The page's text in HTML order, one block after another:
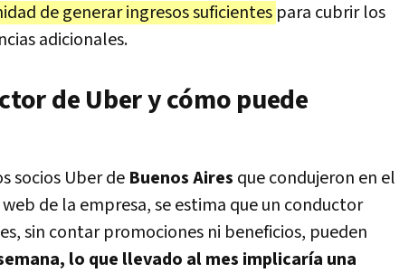
de generar ingresos suficientes para cubrir los
adicionales.
de Uber y cómo puede
socios Uber de Buenos Aires que condujeron en el
de la empresa, se estima que un conductor
sin contar promociones ni beneficios, pueden
lo que llevado al mes implicaría una